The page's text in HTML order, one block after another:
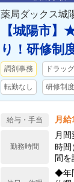
薬局ダックス城
【城陽市
り！研修制
調剤事務 ドラッ
転勤なし 研修制度
給与・手当 月
勤務時間
月
時間
間を
◆年